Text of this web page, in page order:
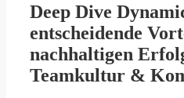
Deep Dive
entscheidende
nachhaltigen
Teamkultur &